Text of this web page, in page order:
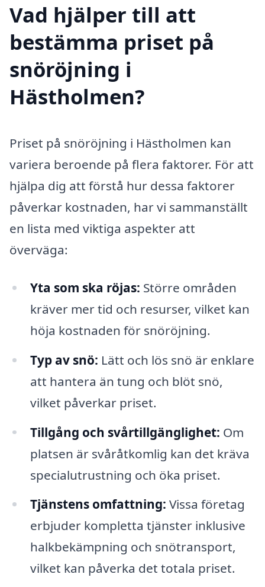
Vad hjälper till att
bestämma priset på
snöröjning i
Hästholmen?
Priset på snöröjning i Hästholmen kan
variera beroende på flera faktorer. För att
hjälpa dig att förstå hur dessa faktorer
påverkar kostnaden, har vi sammanställt
en lista med viktiga aspekter att
överväga:
Yta som ska röjas: Större områden
kräver mer tid och resurser, vilket kan
höja kostnaden för snöröjning.
Typ av snö: Lätt och lös snö är enklare
att hantera än tung och blöt snö,
vilket påverkar priset.
Tillgång och svårtillgänglighet: Om
platsen är svåråtkomlig kan det kräva
specialutrustning och öka priset.
Tjänstens omfattning: Vissa företag
erbjuder kompletta tjänster inklusive
halkbekämpning och snötransport,
vilket kan påverka det totala priset.